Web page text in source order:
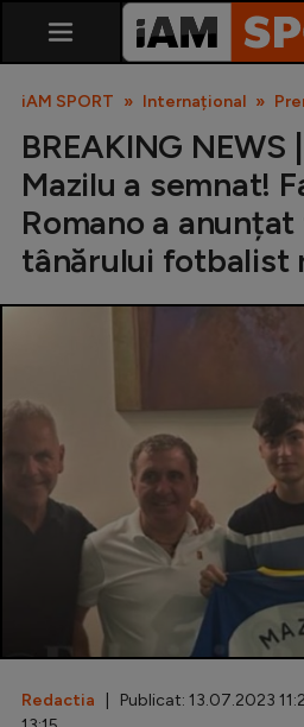
SuperLiga
Cupa României
Echipa Națională
U21
Fotbal feminin
Special
Diverse
Inedit
Clasamente
iAM SPORT Internațional
BREAKING NEWS
Mazilu a semnat!
Romano a
tânărului fotbalist
Redactia | Publicat: 13.07.2023